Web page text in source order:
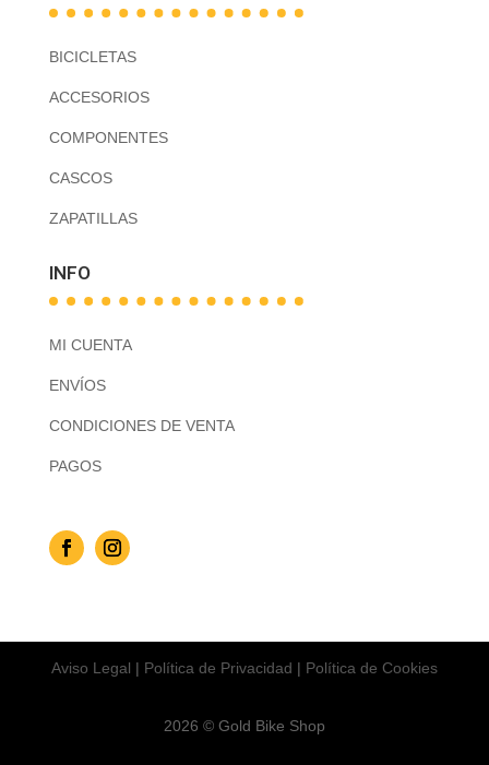
BICICLETAS
ACCESORIOS
COMPONENTES
CASCOS
ZAPATILLAS
INFO
MI CUENTA
ENVÍOS
CONDICIONES DE VENTA
PAGOS
Aviso Legal | Política de Privacidad | Política de Cookies
2026 © Gold Bike Shop